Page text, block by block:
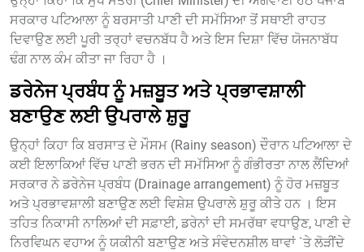
ਸਰਕਾਰ ਪਟਿਆਲਾ ਨੂੰ ਬਰਸਾਤੀ ਪਾਣੀ ਦੀ ਸਮੱਸਿਆ ਤੋਂ ਸਥਾਈ ਰਾਹਤ
ਦਿਵਾਉਣ ਲਈ ਪੂਰੀ ਤਰ੍ਹਾਂ ਵਚਨਬੱਧ ਹੈ ਅਤੇ ਇਸ ਦਿਸ਼ਾ ਵਿੱਚ ਯੋਜਨਾਬੱਧ
ਢੰਗ ਨਾਲ ਕੰਮ ਕੀਤਾ ਜਾ ਰਿਹਾ ਹੈ ।
ਡਰੇਨੇਜ ਪ੍ਰਬੰਧ ਨੂੰ ਮਜ਼ਬੂਤ ਅਤੇ ਪ੍ਰਭਾਵਸ਼ਾਲੀ
ਬਣਾਉਣ ਲਈ ਉਪਰਾਲੇ ਸ਼ੁਰੂ
ਉਨ੍ਹਾਂ ਕਿਹਾ ਕਿ ਬਰਸਾਤ ਦੇ ਮੌਸਮ (Rainy season) ਦੌਰਾਨ ਪਟਿਆਲਾ ਦੇ
ਕਈ ਇਲਾਕਿਆਂ ਵਿੱਚ ਪਾਣੀ ਭਰਨ ਦੀ ਸਮੱਸਿਆ ਨੂੰ ਗੰਭੀਰਤਾ ਨਾਲ ਲੈਂਦਿਆਂ
ਸਰਕਾਰ ਨੇ ਡਰੇਨੇਜ ਪ੍ਰਬੰਧ (Drainage arrangement) ਨੂੰ ਹੋਰ ਮਜ਼ਬੂਤ
ਅਤੇ ਪ੍ਰਭਾਵਸ਼ਾਲੀ ਬਣਾਉਣ ਲਈ ਵਿਸ਼ੇਸ਼ ਉਪਰਾਲੇ ਸ਼ੁਰੂ ਕੀਤੇ ਹਨ । ਇਸ
ਤਹਿਤ ਨਿਕਾਸੀ ਨਾਲਿਆਂ ਦੀ ਸਫ਼ਾਈ, ਡਰੇਨਾਂ ਦੀ ਸਮਰੱਥਾ ਵਧਾਉਣ, ਪਾਣੀ ਦੇ
ਨਿਰਵਿਘਨ ਵਹਾਅ ਨੂੰ ਯਕੀਨੀ ਬਣਾਉਣ ਅਤੇ ਸੰਵੇਦਨਸ਼ੀਲ ਥਾਵਾਂ `ਤੇ ਲੋੜੀਂਦੇ